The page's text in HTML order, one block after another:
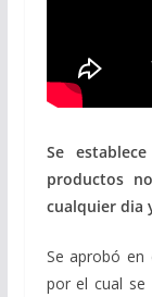
Se
productos
cualquier dia
Se aprobó en
por el cual se